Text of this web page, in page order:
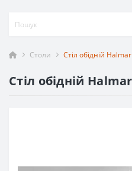
Столи Стіл обідній
Стіл обідній